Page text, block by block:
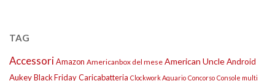
TAG
AccessoriAmazon Americanbox del mese American UncleAndroid
AukeyBlack FridayCaricabatteria Clockwork Aquario Concorso Console multi